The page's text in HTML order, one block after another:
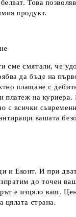
Това
продукт.
сме смятали, че
да бъде на
плащане с
платеж на куриера.
с всички
вашата
и Еконт. И при
до точен
е изцяло ваш.
цялата страна.